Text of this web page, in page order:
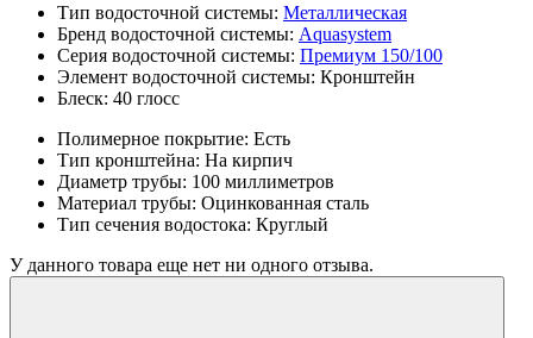
Тип водосточной системы: Металлическая
Бренд водосточной системы: Aquasystem
Серия водосточной системы: Премиум 150/100
Элемент водосточной системы: Кронштейн
Блеск: 40 глосс
Полимерное покрытие: Есть
Тип кронштейна: На кирпич
Диаметр трубы: 100 миллиметров
Материал трубы: Оцинкованная сталь
Тип сечения водостока: Круглый
У данного товара еще нет ни одного отзыва.